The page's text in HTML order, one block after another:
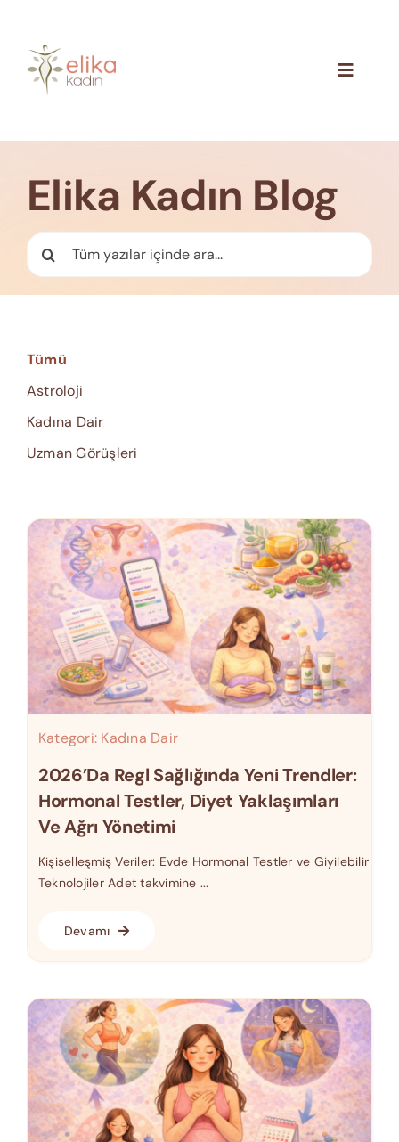
content
Toggle
İletişim
Elika Kadın Blog
Ara:
Tümü
Astroloji
Kadına Dair
Uzman Görüşleri
Kategori: Kadına Dair
2026’da Regl Sağlığında Yeni Trendler:
Hormonal Testler, Diyet Yaklaşımları
Ve Ağrı Yönetimi
Kişiselleşmiş Veriler: Evde Hormonal Testler ve Giyilebilir
Teknolojiler Adet takvimine ...
Devamı